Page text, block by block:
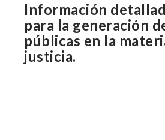
Información
para la generación
públicas en la
justicia.